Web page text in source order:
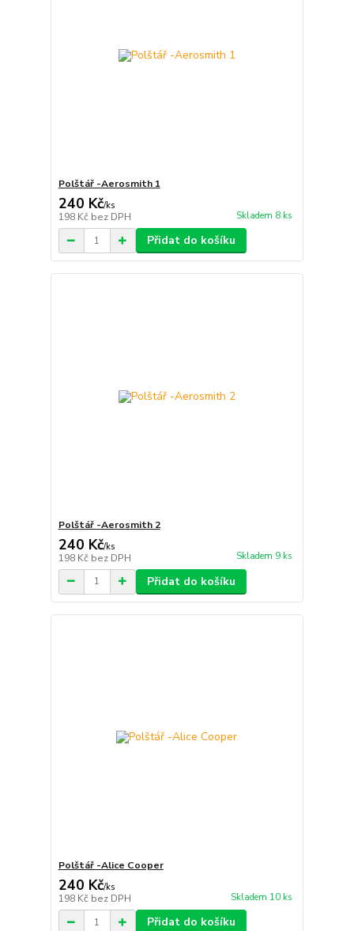
Polštář -Aerosmith 1
240 Kč/ks
198 Kč bez DPH Skladem 8 ks
Přidat do košíku
Polštář -Aerosmith 2
240 Kč/ks
198 Kč bez DPH Skladem 9 ks
Přidat do košíku
Polštář -Alice Cooper
240 Kč/ks
198 Kč bez DPH Skladem 10 ks
Přidat do košíku